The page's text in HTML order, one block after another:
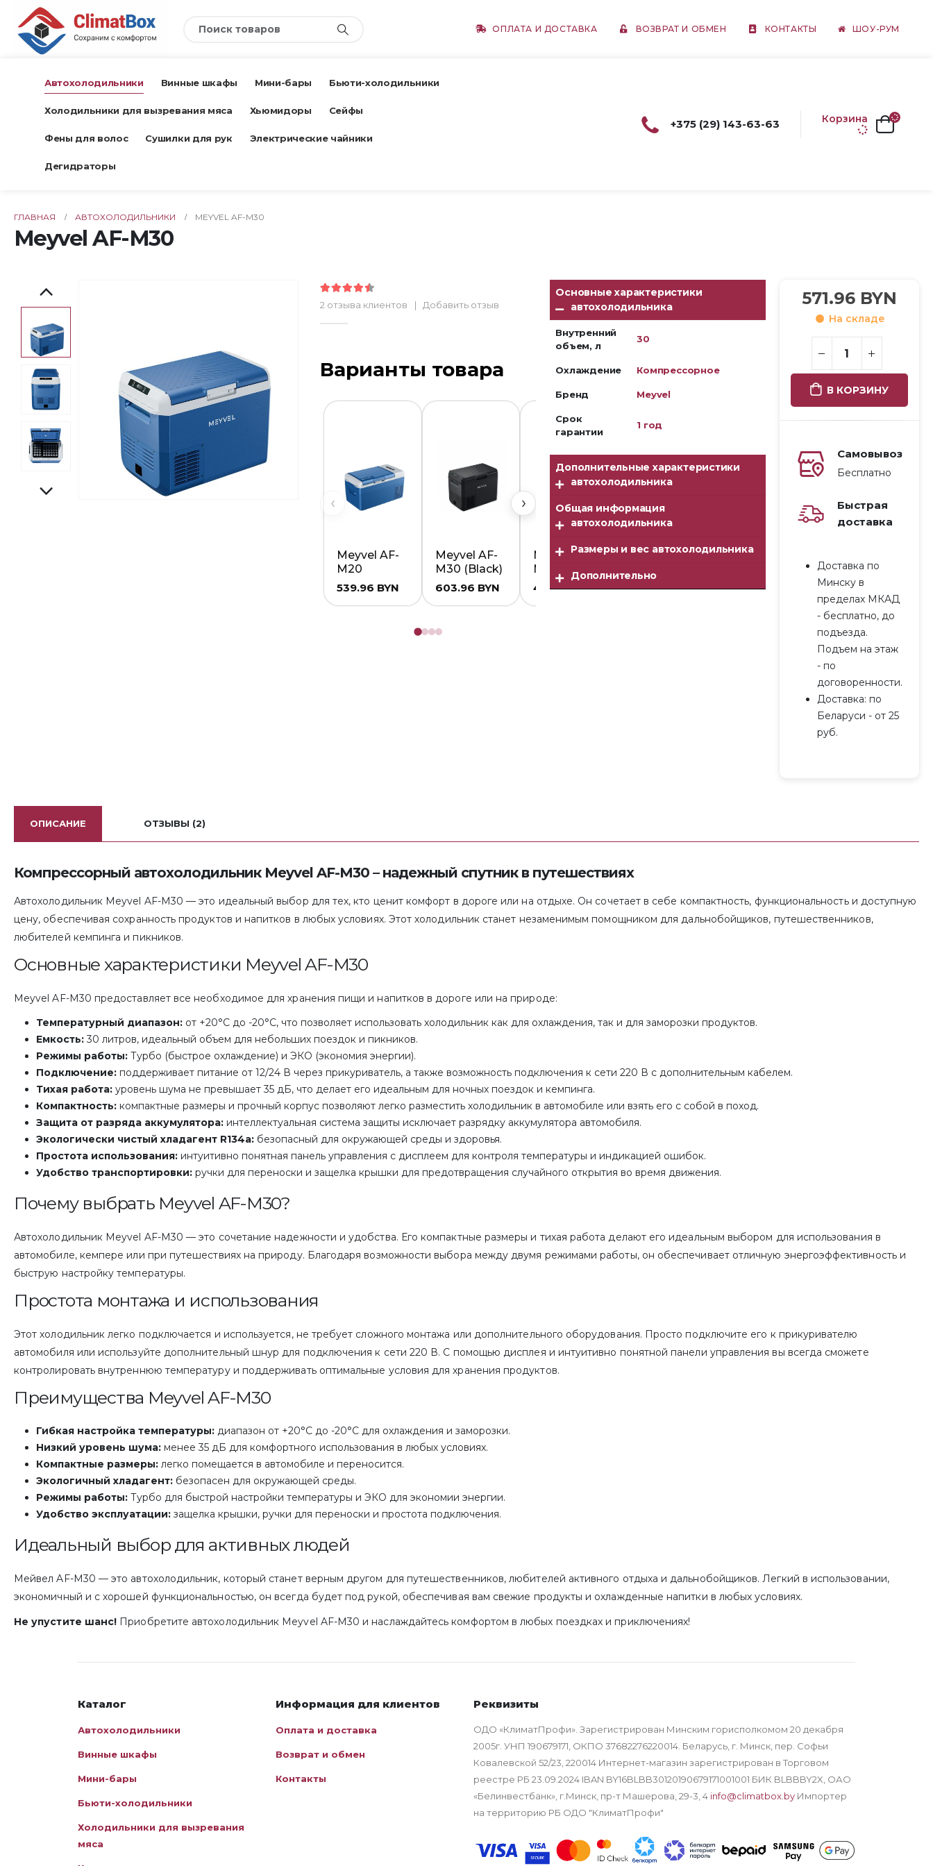
ОПЛАТА И ДОСТАВКА ВОЗВРАТ И ОБМЕН КОНТАКТЫ ШОУ-РУМ
Автохолодильники Винные шкафы Мини-бары Бьюти-холодильники
Холодильники для вызревания мяса Хьюмидоры Сейфы
Фены для волос Сушилки для рук Электрические чайники
Дегидраторы
+375 (29) 143-63-63 Корзина
ГЛАВНАЯ АВТОХОЛОДИЛЬНИКИ MEYVEL AF-M30
Meyvel AF-M30
4.50out of 5
2 отзыва клиентов | Добавить отзыв
Варианты товара
‹
Meyvel AF-
M20
539.96 BYN
Meyvel AF-
M30 (Black)
603.96 BYN
Meyvel AF-
M15
483.96BYN
Meyvel AF-
499.96BYN
Meyvel AF-
547.96
M40
719.96
›
Основные характеристики
автохолодильника
Внутренний
объем, л
30
Охлаждение Компрессорное
Бренд Meyvel
Срок
гарантии
1 год
Дополнительные характеристики
автохолодильника
Общая информация
автохолодильника
Размеры и вес автохолодильника
Дополнительно
571.96 BYN
На складе
В КОРЗИНУ
Самовывоз
Бесплатно
Быстрая
доставка
Доставка по
Минску в
пределах МКАД
- бесплатно, до
подъезда.
Подъем на этаж
- по
договоренности.
Доставка: по
Беларуси - от 25
руб.
ОПИСАНИЕ ОТЗЫВЫ (2)
Компрессорный автохолодильник Meyvel AF-M30 – надежный спутник в путешествиях
Автохолодильник Meyvel AF-M30 — это идеальный выбор для тех, кто ценит комфорт в дороге или на отдыхе. Он сочетает в себе компактность, функциональность и доступную
цену, обеспечивая сохранность продуктов и напитков в любых условиях. Этот холодильник станет незаменимым помощником для дальнобойщиков, путешественников,
любителей кемпинга и пикников.
Основные характеристики Meyvel AF-M30
Meyvel AF-M30 предоставляет все необходимое для хранения пищи и напитков в дороге или на природе:
Температурный диапазон: от +20°C до -20°C, что позволяет использовать холодильник как для охлаждения, так и для заморозки продуктов.
Емкость:30 литров, идеальный объем для небольших поездок и пикников.
Режимы работы: Турбо (быстрое охлаждение) и ЭКО (экономия энергии).
Подключение: поддерживает питание от 12/24 В через прикуриватель, а также возможность подключения к сети 220 В с дополнительным кабелем.
Тихая работа: уровень шума не превышает 35 дБ, что делает его идеальным для ночных поездок и кемпинга.
Компактность: компактные размеры и прочный корпус позволяют легко разместить холодильник в автомобиле или взять его с собой в поход.
Защита от разряда аккумулятора: интеллектуальная система защиты исключает разрядку аккумулятора автомобиля.
Экологически чистый хладагент R134a: безопасный для окружающей среды и здоровья.
Простота использования: интуитивно понятная панель управления с дисплеем для контроля температуры и индикацией ошибок.
Удобство транспортировки: ручки для переноски и защелка крышки для предотвращения случайного открытия во время движения.
Почему выбрать Meyvel AF-M30?
Автохолодильник Meyvel AF-M30 — это сочетание надежности и удобства. Его компактные размеры и тихая работа делают его идеальным выбором для использования в
автомобиле, кемпере или при путешествиях на природу. Благодаря возможности выбора между двумя режимами работы, он обеспечивает отличную энергоэффективность и
быструю настройку температуры.
Простота монтажа и использования
Этот холодильник легко подключается и используется, не требует сложного монтажа или дополнительного оборудования. Просто подключите его к прикуривателю
автомобиля или используйте дополнительный шнур для подключения к сети 220 В. С помощью дисплея и интуитивно понятной панели управления вы всегда сможете
контролировать внутреннюю температуру и поддерживать оптимальные условия для хранения продуктов.
Преимущества Meyvel AF-M30
Гибкая настройка температуры: диапазон от +20°C до -20°C для охлаждения и заморозки.
Низкий уровень шума: менее 35 дБ для комфортного использования в любых условиях.
Компактные размеры: легко помещается в автомобиле и переносится.
Экологичный хладагент: безопасен для окружающей среды.
Режимы работы: Турбо для быстрой настройки температуры и ЭКО для экономии энергии.
Удобство эксплуатации: защелка крышки, ручки для переноски и простота подключения.
Идеальный выбор для активных людей
Мейвел AF-M30 — это автохолодильник, который станет верным другом для путешественников, любителей активного отдыха и дальнобойщиков. Легкий в использовании,
экономичный и с хорошей функциональностью, он всегда будет под рукой, обеспечивая вам свежие продукты и охлажденные напитки в любых условиях.
Не упустите шанс! Приобретите автохолодильник Meyvel AF-M30 и наслаждайтесь комфортом в любых поездках и приключениях!
Каталог
Автохолодильники
Винные шкафы
Мини-бары
Бьюти-холодильники
Холодильники для вызревания
мяса
Информация для клиентов
Оплата и доставка
Возврат и обмен
Контакты
Реквизиты
ОДО «КлиматПрофи». Зарегистрирован Минским горисполкомом 20 декабря
2005г. УНП 190679171, ОКПО 37682276220014. Беларусь, г. Минск, пер. Софьи
Ковалевской 52/23, 220014 Интернет-магазин зарегистрирован в Торговом
реестре РБ 23.09.2024 IBAN BY16BLBB30120190679171001001 БИК BLBBBY2X, ОАО
«Белинвестбанк», г.Минск, пр-т Машерова, 29-3, 4 info@climatbox.by Импортер
на территорию РБ ОДО "КлиматПрофи"